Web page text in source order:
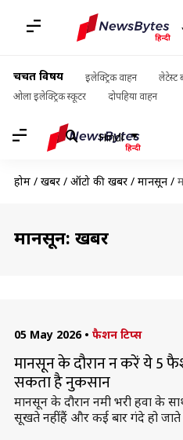
चर्चित विषय इलेक्ट्रिक वाहन लेटेस्ट
ओला इलेक्ट्रिक स्कूटर
दोपहिया वाहन
Hindi
होम / खबरें / ऑटो की खबरें / मानसून /
मानसून: खबरें
05 May 2026 • फैशन टिप्स
मानसून के दौरान न करें ये 5
सकता है नुकसान
मानसून के दौरान नमी भरी हवा के
सूखते नहीं हैं और कई बार गंदे हो जाते